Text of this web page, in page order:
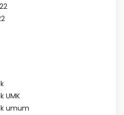
UMK
umum